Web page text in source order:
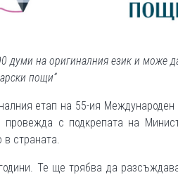
думи на оригиналния език и може
пощи“
етап на 55-ия Международен
с подкрепата на
страната.
Те ще трябва да